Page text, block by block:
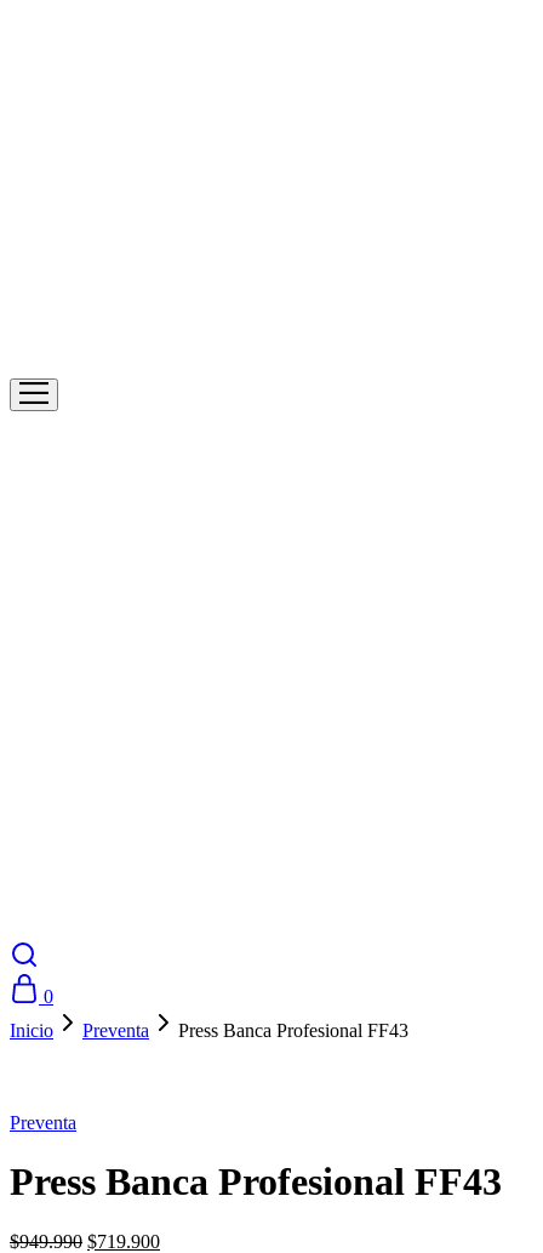
0
Inicio
Preventa Press Banca Profesional FF43
Preventa
Press Banca Profesional FF43
$949.990 El
$719.900El